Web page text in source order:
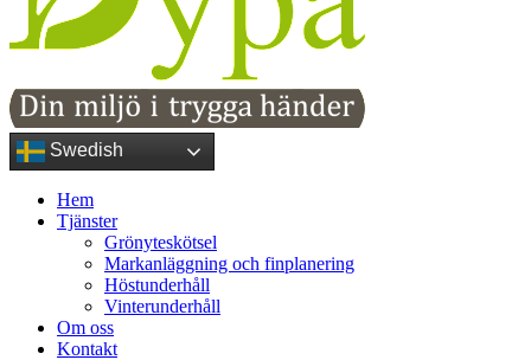
Swedish
Hem
Tjänster
Grönyteskötsel
Markanläggning och finplanering
Höstunderhåll
Vinterunderhåll
Om oss
Kontakt